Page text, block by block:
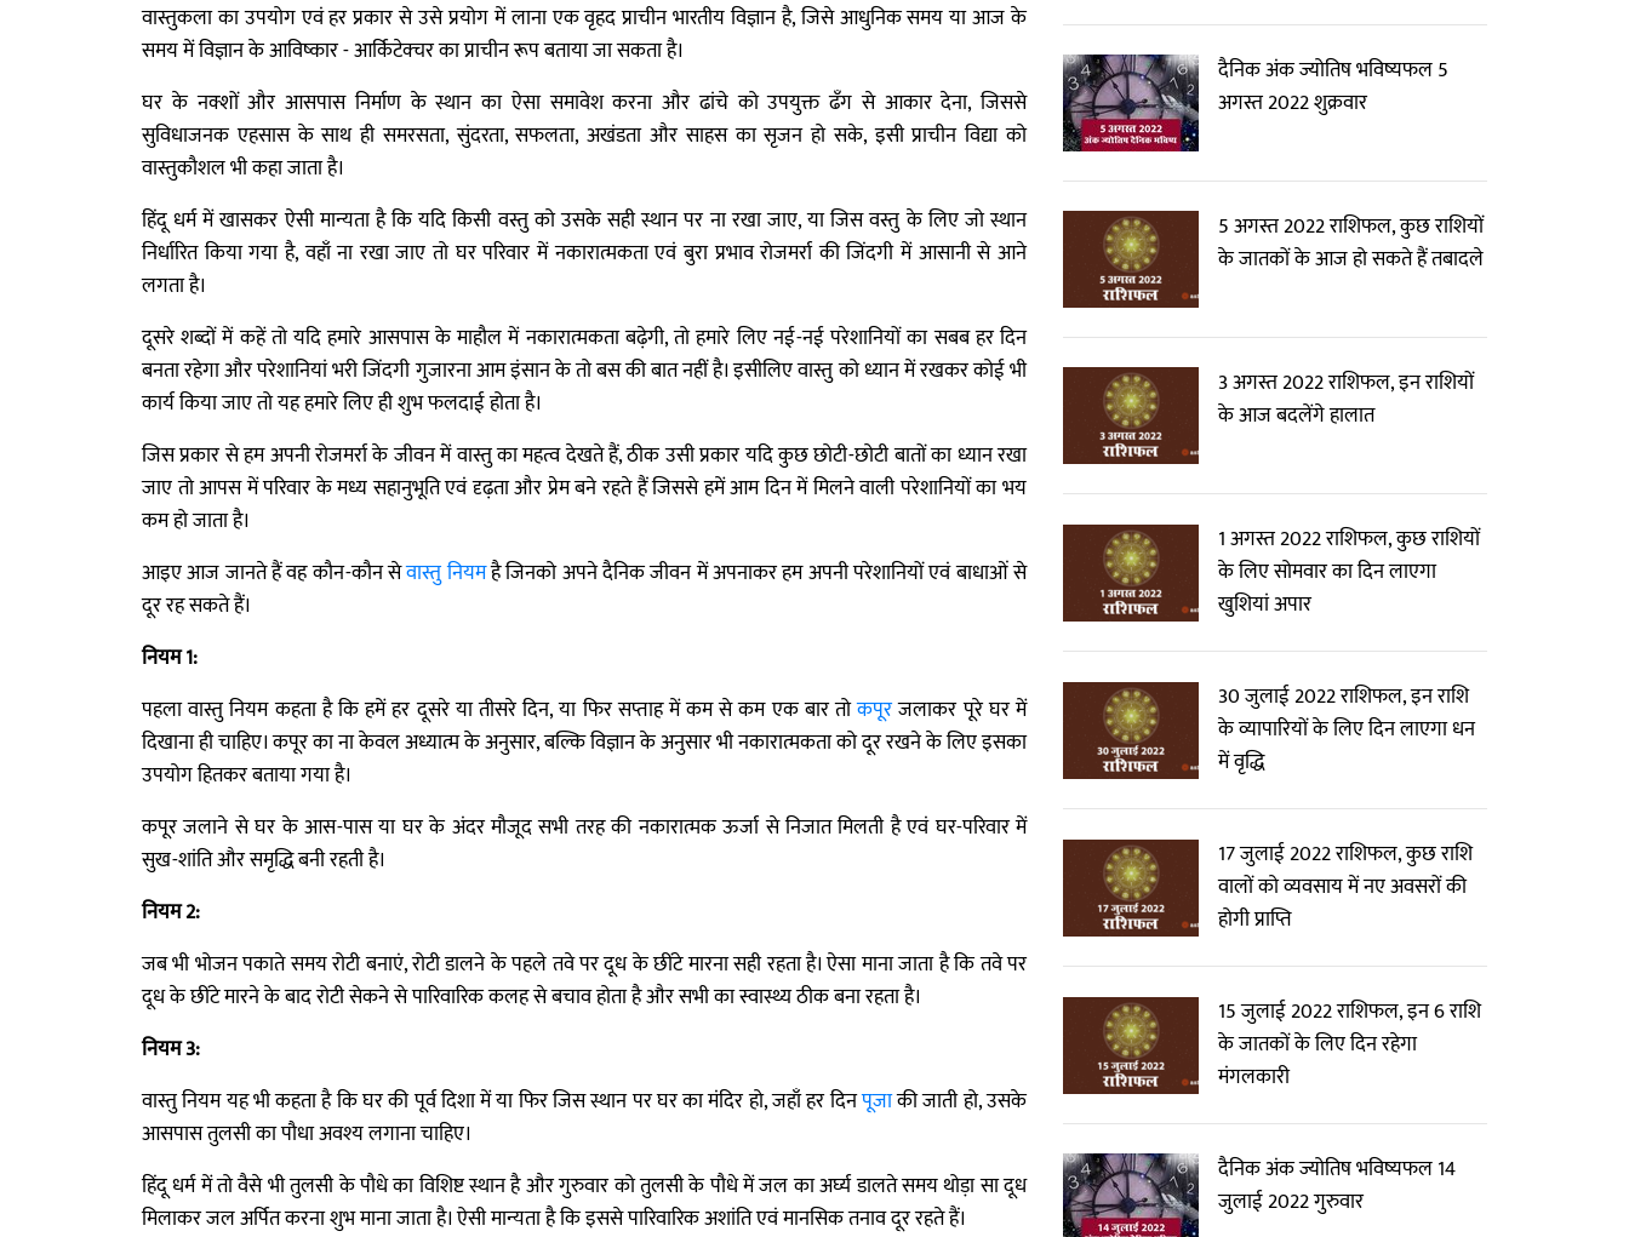
वास्तुकला का उपयोग एवं हर प्रकार से उसे प्रयोग में लाना एक वृहद प्राचीन भारतीय विज्ञान है, जिसे आधुनिक समय या आज के
समय में विज्ञान के आविष्कार - आर्किटेक्चर का प्राचीन रूप बताया जा सकता है।
घर के नक्शों और आसपास निर्माण के स्थान का ऐसा समावेश करना और ढांचे को उपयुक्त ढँग से आकार देना, जिससे
सुविधाजनक एहसास के साथ ही समरसता, सुंदरता, सफलता, अखंडता और साहस का सृजन हो सके, इसी प्राचीन विद्या को
वास्तुकौशल भी कहा जाता है।
हिंदू धर्म में खासकर ऐसी मान्यता है कि यदि किसी वस्तु को उसके सही स्थान पर ना रखा जाए, या जिस वस्तु के लिए जो स्थान
निर्धारित किया गया है, वहाँ ना रखा जाए तो घर परिवार में नकारात्मकता एवं बुरा प्रभाव रोजमर्रा की जिंदगी में आसानी से आने
लगता है।
दूसरे शब्दों में कहें तो यदि हमारे आसपास के माहौल में नकारात्मकता बढ़ेगी, तो हमारे लिए नई-नई परेशानियों का सबब हर दिन
बनता रहेगा और परेशानियां भरी जिंदगी गुजारना आम इंसान के तो बस की बात नहीं है। इसीलिए वास्तु को ध्यान में रखकर कोई भी
कार्य किया जाए तो यह हमारे लिए ही शुभ फलदाई होता है।
जिस प्रकार से हम अपनी रोजमर्रा के जीवन में वास्तु का महत्व देखते हैं, ठीक उसी प्रकार यदि कुछ छोटी-छोटी बातों का ध्यान रखा
जाए तो आपस में परिवार के मध्य सहानुभूति एवं दृढ़ता और प्रेम बने रहते हैं जिससे हमें आम दिन में मिलने वाली परेशानियों का भय
कम हो जाता है।
आइए आज जानते हैं वह कौन-कौन सेवास्तु नियमहै जिनको अपने दैनिक जीवन में अपनाकर हम अपनी परेशानियों एवं बाधाओं से
दूर रह सकते हैं।
नियम 1:
पहला वास्तु नियम कहता है कि हमें हर दूसरे या तीसरे दिन, या फिर सप्ताह में कम से कम एक बार तोकपूरजलाकर पूरे घर में
दिखाना ही चाहिए। कपूर का ना केवल अध्यात्म के अनुसार, बल्कि विज्ञान के अनुसार भी नकारात्मकता को दूर रखने के लिए इसका
उपयोग हितकर बताया गया है।
कपूर जलाने से घर के आस-पास या घर के अंदर मौजूद सभी तरह की नकारात्मक ऊर्जा से निजात मिलती है एवं घर-परिवार में
सुख-शांति और समृद्धि बनी रहती है।
नियम 2:
जब भी भोजन पकाते समय रोटी बनाएं, रोटी डालने के पहले तवे पर दूध के छींटे मारना सही रहता है। ऐसा माना जाता है कि तवे पर
दूध के छींटे मारने के बाद रोटी सेकने से पारिवारिक कलह से बचाव होता है और सभी का स्वास्थ्य ठीक बना रहता है।
नियम 3:
वास्तु नियम यह भी कहता है कि घर की पूर्व दिशा में या फिर जिस स्थान पर घर का मंदिर हो, जहाँ हर दिनपूजाकी जाती हो, उसके
आसपास तुलसी का पौधा अवश्य लगाना चाहिए।
हिंदू धर्म में तो वैसे भी तुलसी के पौधे का विशिष्ट स्थान है और गुरुवार को तुलसी के पौधे में जल का अर्घ्य डालते समय थोड़ा सा दूध
मिलाकर जल अर्पित करना शुभ माना जाता है। ऐसी मान्यता है कि इससे पारिवारिक अशांति एवं मानसिक तनाव दूर रहते हैं।
दैनिक अंक ज्योतिष भविष्यफल 5
अगस्त 2022 शुक्रवार
5 अगस्त 2022 राशिफल, कुछ राशियों
के जातकों के आज हो सकते हैं तबादले
3 अगस्त 2022 राशिफल, इन राशियों
के आज बदलेंगे हालात
1 अगस्त 2022 राशिफल, कुछ राशियों
के लिए सोमवार का दिन लाएगा
खुशियां अपार
30 जुलाई 2022 राशिफल, इन राशि
के व्यापारियों के लिए दिन लाएगा धन
में वृद्धि
17 जुलाई 2022 राशिफल, कुछ राशि
वालों को व्यवसाय में नए अवसरों की
होगी प्राप्ति
15 जुलाई 2022 राशिफल, इन 6 राशि
के जातकों के लिए दिन रहेगा
मंगलकारी
दैनिक अंक ज्योतिष भविष्यफल 14
जुलाई 2022 गुरुवार